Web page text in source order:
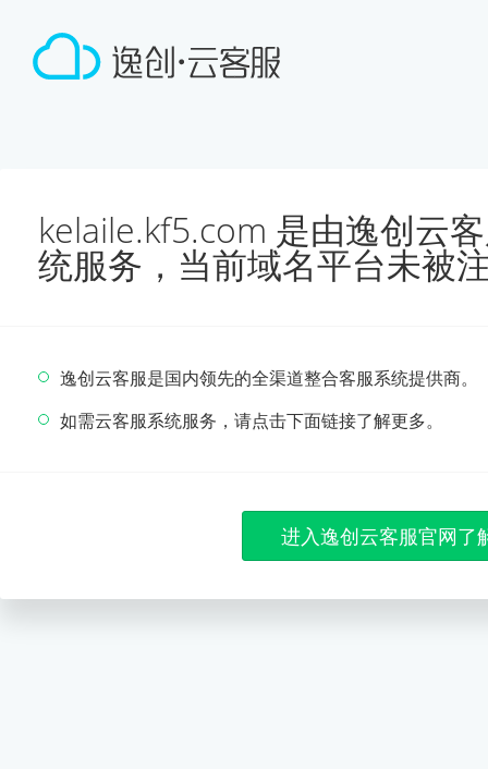
kelaile.kf5.com 是由逸创云
统服务，当前域名平台未被
逸创云客服是国内领先的全渠道整合客服系统提供商。
如需云客服系统服务，请点击下面链接了解更多。
进入逸创云客服官网了